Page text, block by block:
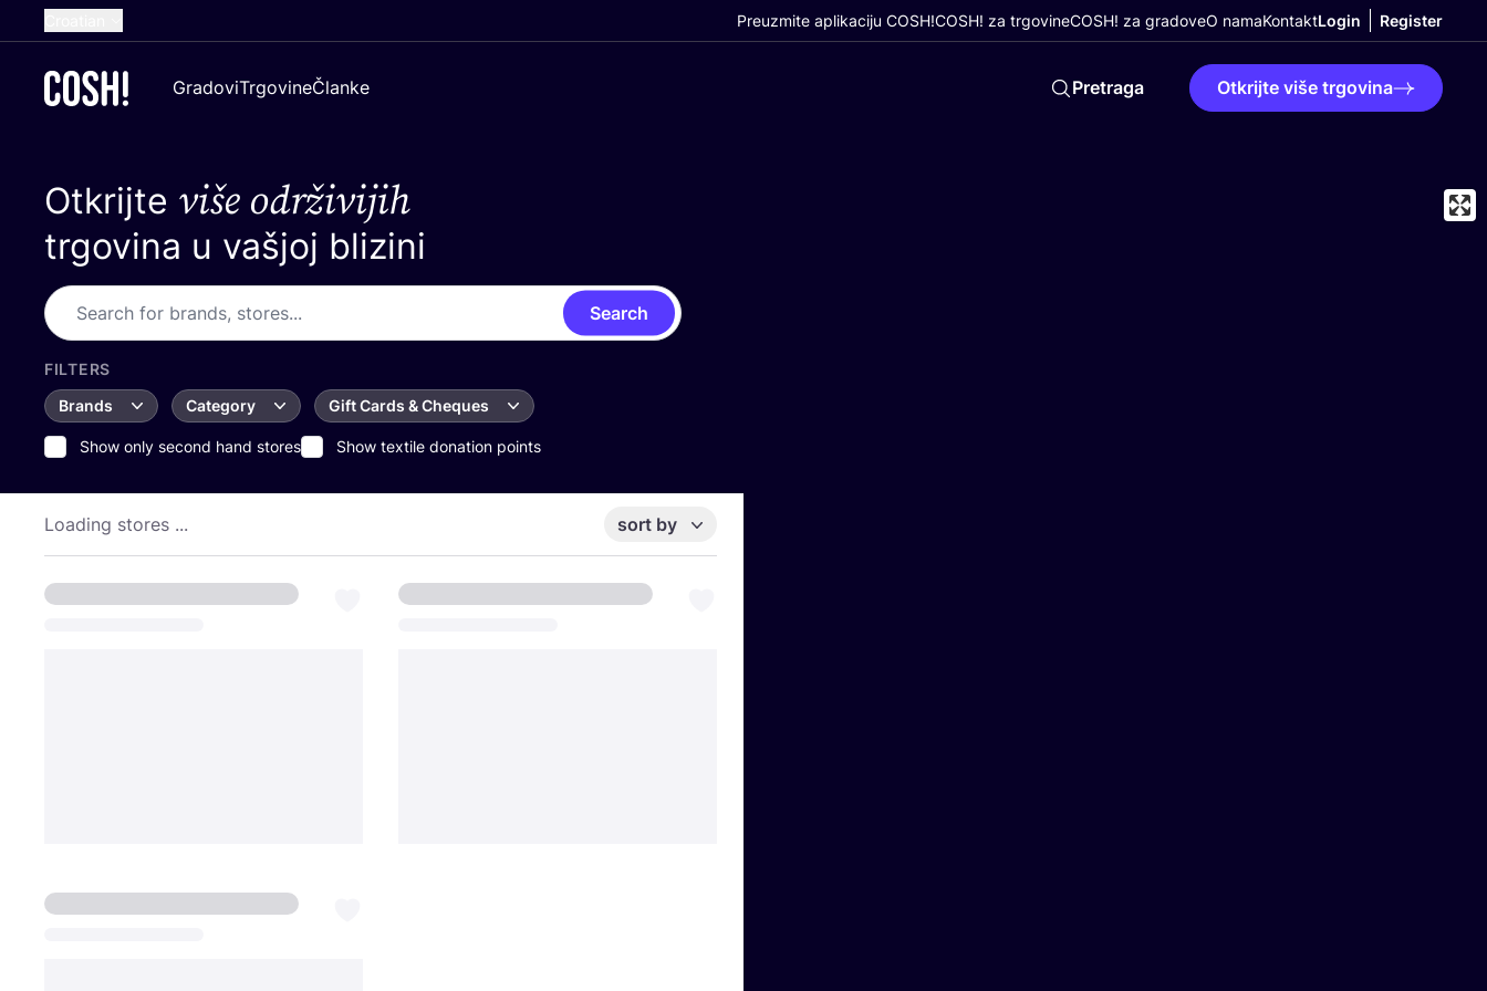
Dutch
Spanish
Preuzmite aplikaciju COSH!COSH! za trgovineCOSH! za gradoveO namaKontaktLogin Register
GradoviTrgovineČlanke Pretraga Otkrijte više trgovina
Otkrijte više održivijih
trgovina u vašjoj blizini
Search
FILTERS
Brands
Category Gift Cards & Cheques
Show only second hand stores Show textile donation points
Loading stores ... sort by